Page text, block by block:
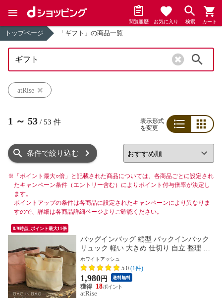
閲覧履歴 お気に入り 検索 カート
トップページ 「ギフト」の商品一覧
atRise
1 ～ 53 / 53 件
表示形式
を変更
条件で絞り込む
※ 「ポイント最大○倍」と記載された商品については、各商品ごとに設定され
たキャンペーン条件（エントリー含む）によりポイント付与倍率が決定し
ます。
ポイントアップの条件は各商品に設定されたキャンペーンにより異なりま
すので、詳細は各商品詳細ページよりご確認ください。
8/9時点_ポイント最大11倍
バッグインバッグ 縦型 バックインバック
リュック 軽い 大きめ 仕切り 自立 整理 整
頓 深型バッグインバッグ 深型 トート イン
ナーバッグ マザーズバッグ ポーチ トラベ
ルポーチ ギフト プレゼント
ホワイトアッシュ
5.0 (1件)
1,980円 送料無料
18
atRise